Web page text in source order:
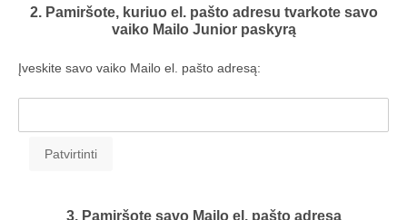
2. Pamiršote, kuriuo el. pašto adresu tvarkote savo
vaiko Mailo Junior paskyrą
Įveskite savo vaiko Mailo el. pašto adresą:
3. Pamiršote savo Mailo el. pašto adresą